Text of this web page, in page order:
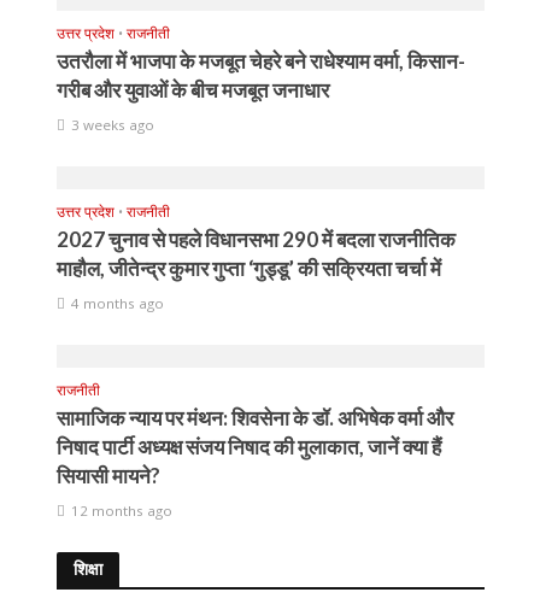
उत्तर प्रदेश • राजनीती
उतरौला में भाजपा के मजबूत चेहरे बने राधेश्याम वर्मा, किसान-
गरीब और युवाओं के बीच मजबूत जनाधार
3 weeks ago
उत्तर प्रदेश • राजनीती
2027 चुनाव से पहले विधानसभा 290 में बदला राजनीतिक
माहौल, जीतेन्द्र कुमार गुप्ता ‘गुड्डू’ की सक्रियता चर्चा में
4 months ago
राजनीती
सामाजिक न्याय पर मंथन: शिवसेना के डॉ. अभिषेक वर्मा और
निषाद पार्टी अध्यक्ष संजय निषाद की मुलाकात, जानें क्या हैं
सियासी मायने?
12 months ago
शिक्षा